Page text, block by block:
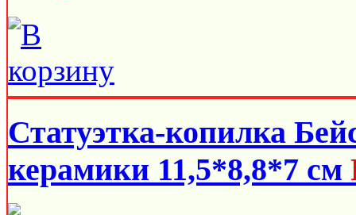
Статуэтка-копилка
керамики 11,5*8,8*7 см